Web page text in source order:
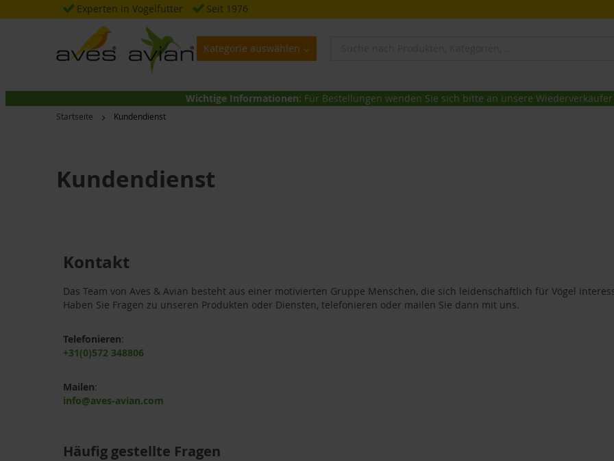
Zum
Inhalt
springen
Experten in Vogelfutter Seit 1976
Kategorie auswählen
Wichtige Informationen: Für Bestellungen wenden Sie sich bitte an unsere
Startseite Kundendienst
Kundendienst
Kontakt
Das Team von Aves & Avian besteht aus einer motivierten Gruppe Menschen, die sich leidenschaftlich für Vögel
Haben Sie Fragen zu unseren Produkten oder Diensten, telefonieren oder mailen Sie dann mit uns.
Telefonieren:
+31(0)572 348806
Mailen:
info@aves-avian.com
Häufig gestellte Fragen